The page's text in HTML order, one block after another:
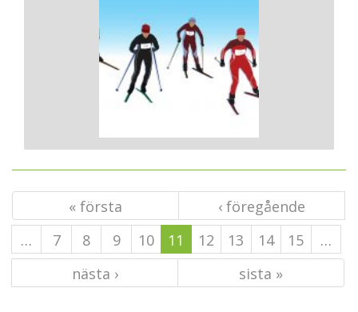
« första
‹ föregående
…
7 8 9 10 11 12 13 14 15
…
nästa ›
sista »